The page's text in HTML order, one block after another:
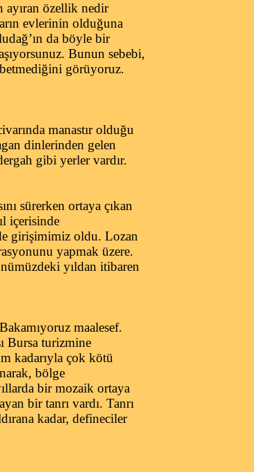
ayıran özellik nedir
evlerinin olduğuna
da böyle bir
Bunun sebebi,
görüyoruz.
manastır olduğu
dinlerinden gelen
gibi yerler vardır.
sürerken ortaya çıkan
içerisinde
de girişimimiz oldu. Lozan
yapmak üzere.
yıldan itibaren
maalesef.
Bursa turizmine
kadarıyla çok kötü
bölge
bir mozaik ortaya
bir tanrı vardı. Tanrı
kadar, defineciler